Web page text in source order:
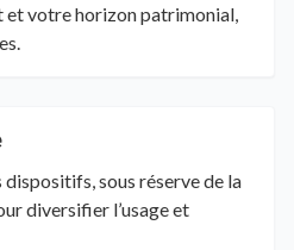
et votre horizon patrimonial,
sous réserve de la
diversifier l’usage et